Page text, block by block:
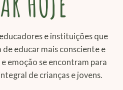
e instituições que
educar mais consciente e
emoção se encontram para
de crianças e jovens.